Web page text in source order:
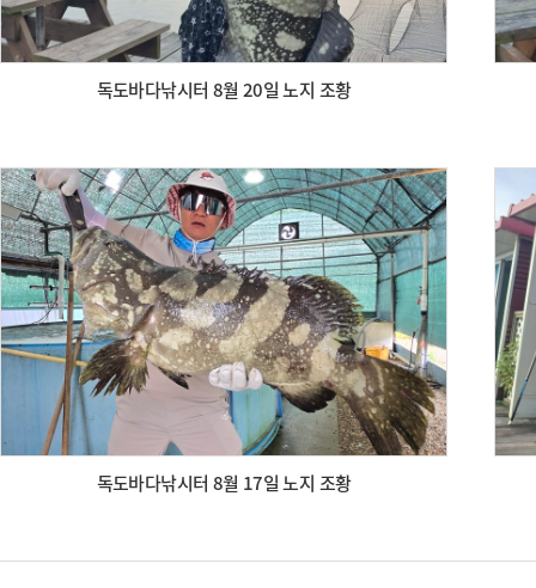
독도바다낚시터 8월 20일 노지 조황
독도바다낚시터 8월 17일 노지 조황